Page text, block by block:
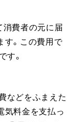
消費者の元に届
す。この費用で
す。
などをふまえた
気料金を支払っ